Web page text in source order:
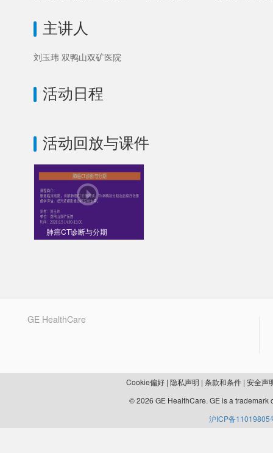
主讲人
刘玉玮 双鸭山双矿医院
活动日程
活动回放与课件
肺癌CT诊断与分期
GE HealthCare
Cookie偏好| 隐私声明 | 条款和条件| 安全声
© 2026 GE HealthCare. GE is a
沪ICP备11019805